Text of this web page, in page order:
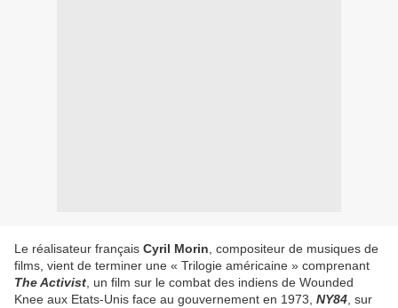
Le réalisateur français Cyril Morin , compositeur de musiques de
films, vient de terminer une « Trilogie américaine » comprenant
The Activist , un film sur le combat des indiens de Wounded
Knee aux Etats-Unis face au gouvernement en 1973, NY84 , sur